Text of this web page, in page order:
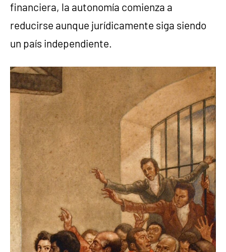
financiera, la autonomía comienza a
reducirse aunque jurídicamente siga siendo
un país independiente.